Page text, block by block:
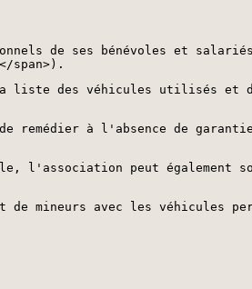
de ses bénévoles et
span>).
des véhicules utilisés et de
remédier à l'absence de
l'association peut
mineurs avec les véhicules